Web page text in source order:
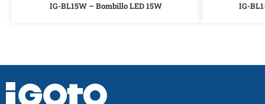
IG-BL15W – Bombillo LED 15W IG-